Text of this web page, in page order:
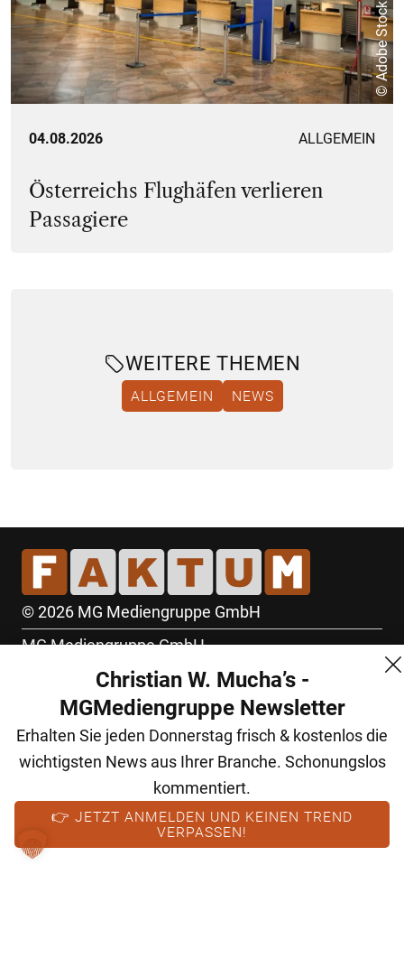
© Adobe Stock
04.08.2026 ALLGEMEIN
Österreichs Flughäfen verlieren
Passagiere
WEITERE THEMEN
ALLGEMEIN NEWS
© 2026 MG Mediengruppe GmbH
MG Mediengruppe GmbH
Burgring 1/7
1010 Wien
+43 (1) 522 14 14
office@mgmedien.at
Kontakt
AGB
Christian W. Mucha’s -
MGMediengruppe Newsletter
Erhalten Sie jeden Donnerstag frisch & kostenlos die
wichtigsten News aus Ihrer Branche. Schonungslos
kommentiert.
👉 JETZT ANMELDEN UND KEINEN TREND
VERPASSEN!